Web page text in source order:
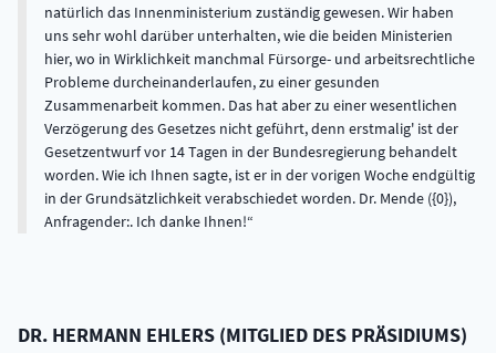
natürlich das Innenministerium zuständig gewesen. Wir haben
uns sehr wohl darüber unterhalten, wie die beiden Ministerien
hier, wo in Wirklichkeit manchmal Fürsorge- und arbeitsrechtliche
Probleme durcheinanderlaufen, zu einer gesunden
Zusammenarbeit kommen. Das hat aber zu einer wesentlichen
Verzögerung des Gesetzes nicht geführt, denn erstmalig' ist der
Gesetzentwurf vor 14 Tagen in der Bundesregierung behandelt
worden. Wie ich Ihnen sagte, ist er in der vorigen Woche endgültig
in der Grundsätzlichkeit verabschiedet worden. Dr. Mende ({0}),
Anfragender:. Ich danke Ihnen!
DR. HERMANN EHLERS (MITGLIED DES PRÄSIDIUMS)